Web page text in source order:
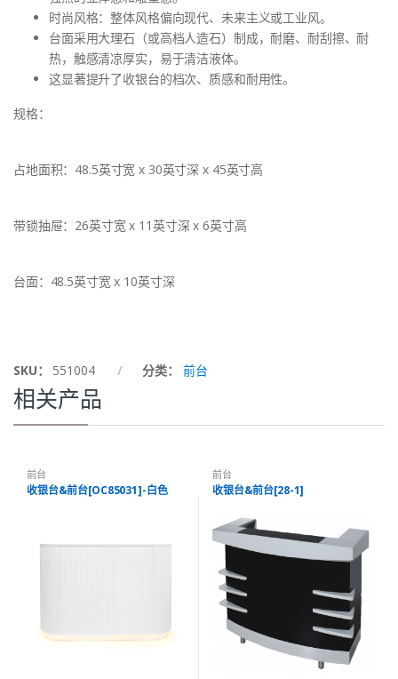
时尚风格：整体风格偏向现代、未来主义或工业风。
台面采用大理石（或高档人造石）制成，耐磨、耐刮擦、耐
热，触感清凉厚实，易于清洁液体。
这显著提升了收银台的档次、质感和耐用性。
规格：
占地面积：48.5英寸宽 x 30英寸深 x 45英寸高
带锁抽屉：26英寸宽 x 11英寸深 x 6英寸高
台面：48.5英寸宽 x 10英寸深
SKU： 551004 分类： 前台
相关产品
前台
收银台&前台[OC85031]-白色
前台
收银台&前台[28-1]